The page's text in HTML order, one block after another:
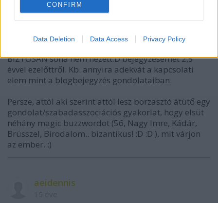
CONFIRM
Data Deletion Data Access Privacy Policy
Kayaff
15 éve
@napon tamás: Mekkorát vágtál vissza hogy
BIZTOSAN soha nem nézett:D bejegyzésemet 2,5
évvel ezelőttről. Kb. annyira adekvát a kapcsolati
elem mint a blogbejegyzés gondolataiban.
Persze, attól aki szerint attól lesz borzasztó átütő egy
gondolat/szabadasszociációs gyakorlat, hogy elsüt
néhány magic buzzwordot (56, Nagy Imre, Kádár,
Brüsszel, Birodalom.. bizantikus! :D :D ), mit várjon
az ember. :)
aeidennis